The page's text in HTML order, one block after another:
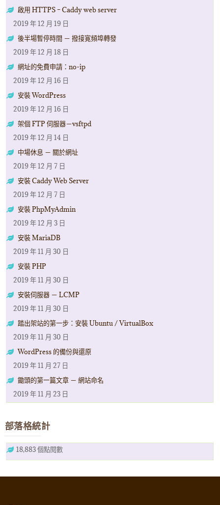
啟用 HTTPS – Caddy web server
2019 年 12 月 19 日
後半場暫停時間 － 撥接寛頻埠轉發
2019 年 12 月 18 日
網址的免費申請：no-ip
2019 年 12 月 16 日
安裝 WordPress
2019 年 12 月 16 日
架個 FTP 伺服器－vsftpd
2019 年 12 月 14 日
中場休息 － 關於網址
2019 年 12 月 7 日
安裝 Caddy Web Server
2019 年 12 月 7 日
安裝 PhpMyAdmin
2019 年 12 月 3 日
安裝 MariaDB
2019 年 11 月 30 日
安裝 PHP
2019 年 11 月 30 日
安裝伺服器 － LCMP
2019 年 11 月 30 日
踏出架站的第一步：安裝 Ubuntu / VirtualBox
2019 年 11 月 30 日
WordPress 的備份與還原
2019 年 11 月 27 日
鋤頭的第一篇文章 － 網站命名
2019 年 11 月 23 日
部落格統計
18,883 個點閱數